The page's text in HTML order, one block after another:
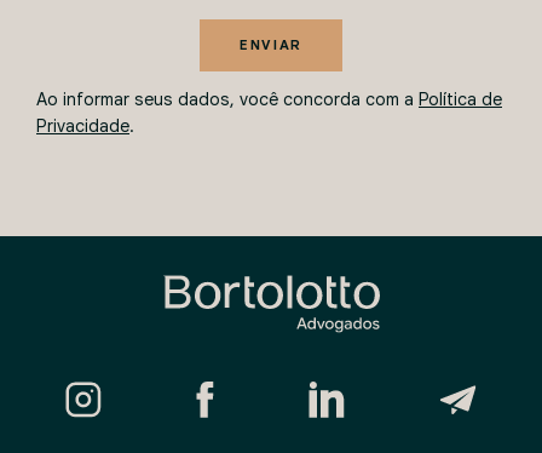
ENVIAR
Ao informar seus dados, você concorda com a Política de
Privacidade.